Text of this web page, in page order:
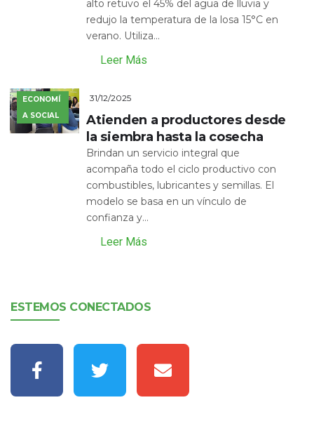
alto retuvo el 45% del agua de lluvia y
redujo la temperatura de la losa 15°C en
verano. Utiliza...
Leer Más
ECONOMÍ
A SOCIAL
31/12/2025
Atienden a productores desde
la siembra hasta la cosecha
Brindan un servicio integral que
acompaña todo el ciclo productivo con
combustibles, lubricantes y semillas. El
modelo se basa en un vínculo de
confianza y...
Leer Más
ESTEMOS CONECTADOS